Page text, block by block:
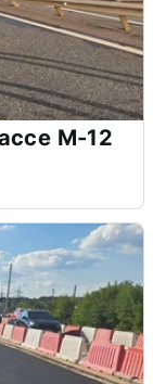
М-12